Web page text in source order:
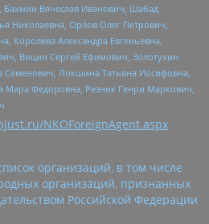
Вячеслав Иванович, Шабад
Николаевна, Орлов Олег Петрович,
Королева Александра Евгеньевна,
Вицин Сергей Ефимович, Золотухин
Семенович, Локшина Татьяна Иосифовна,
Мара Федоровна, Резник Генри Маркович,
NKOForeignAgent.aspx
организаций, в том числе
организаций, признанных
Российской Федерации